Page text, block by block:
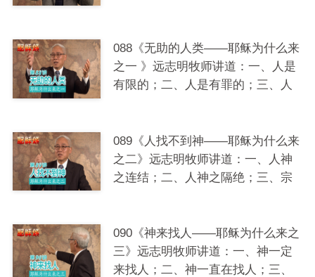
证明。
088《无助的人类——耶稣为什么来
之一 》远志明牧师讲道：一、人是
有限的；二、人是有罪的；三、人
089《人找不到神——耶稣为什么来
之二》远志明牧师讲道：一、人神
之连结；二、人神之隔绝；三、宗
090《神来找人——耶稣为什么来之
三》远志明牧师讲道：一、神一定
来找人；二、神一直在找人；三、